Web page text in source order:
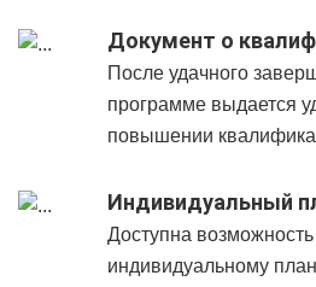
Документ о
После удачного
программе выдается
повышении
Индивидуальный
Доступна
индивидуальному